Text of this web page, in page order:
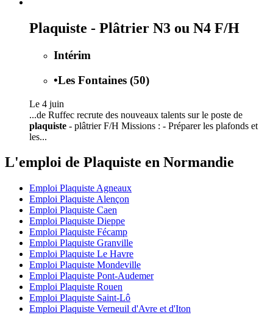
Plaquiste - Plâtrier N3 ou N4 F/H
Intérim
•Les Fontaines (50)
Le 4 juin
...de Ruffec recrute des nouveaux talents sur le poste de
plaquiste - plâtrier F/H Missions : - Préparer les plafonds et
les...
L'emploi de Plaquiste en Normandie
Emploi Plaquiste Agneaux
Emploi Plaquiste Alençon
Emploi Plaquiste Caen
Emploi Plaquiste Dieppe
Emploi Plaquiste Fécamp
Emploi Plaquiste Granville
Emploi Plaquiste Le Havre
Emploi Plaquiste Mondeville
Emploi Plaquiste Pont-Audemer
Emploi Plaquiste Rouen
Emploi Plaquiste Saint-Lô
Emploi Plaquiste Verneuil d'Avre et d'Iton